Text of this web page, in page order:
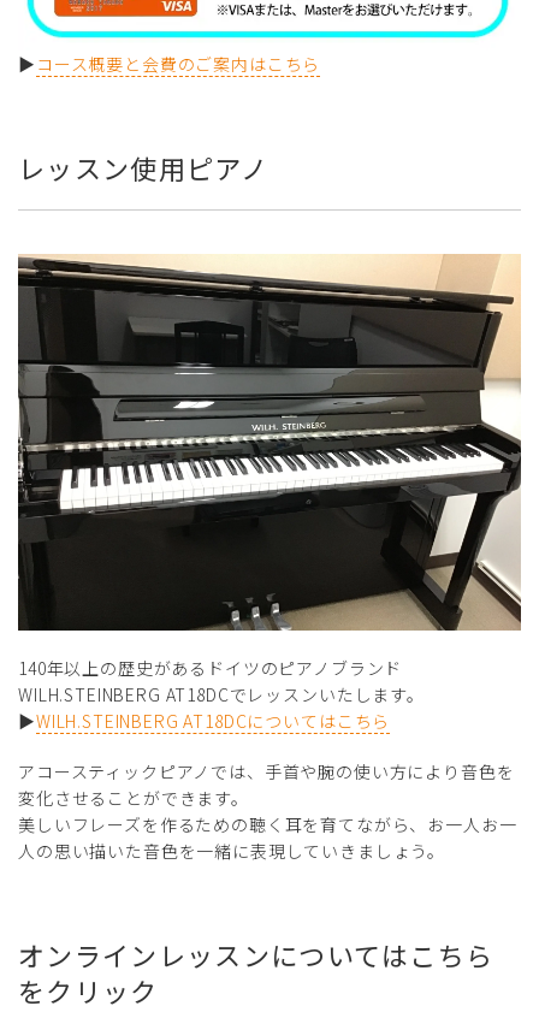
▶ コース概要と会費のご案内はこちら
レッスン使用ピアノ
140年以上の歴史があるドイツのピアノブランド
WILH.STEINBERG AT18DCでレッスンいたします。
▶WILH.STEINBERG AT18DCについてはこちら
アコースティックピアノでは、手首や腕の使い方により音色を
変化させることができます。
美しいフレーズを作るための聴く耳を育てながら、お一人お一
人の思い描いた音色を一緒に表現していきましょう。
オンラインレッスンについてはこちら
をクリック